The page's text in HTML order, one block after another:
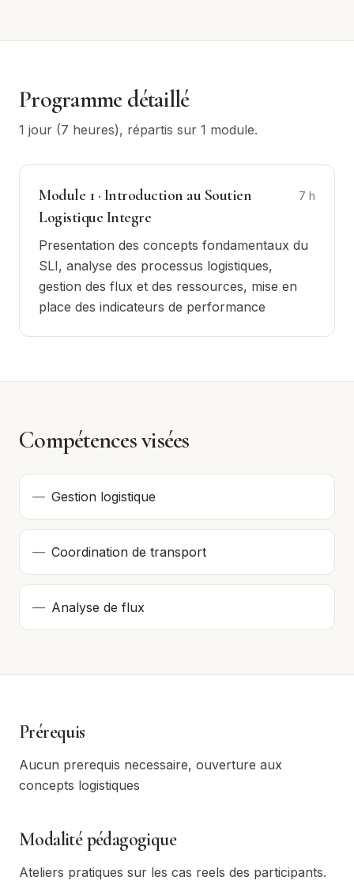
Programme détaillé
1 jour (7 heures), répartis sur 1 module.
Module 1· Introduction au Soutien
Logistique Integre
7 h
Presentation des concepts fondamentaux du
SLI, analyse des processus logistiques,
gestion des flux et des ressources, mise en
place des indicateurs de performance
Compétences visées
— Gestion logistique
— Coordination de transport
— Analyse de flux
Prérequis
Aucun prerequis necessaire, ouverture aux
concepts logistiques
Modalité pédagogique
Ateliers pratiques sur les cas reels des participants.